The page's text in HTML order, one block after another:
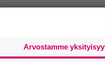
Arvostamme